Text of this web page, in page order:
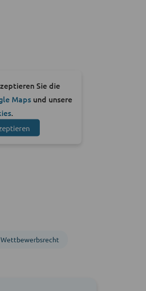
Sie die
Maps und unsere
.
Wettbewerbsrecht